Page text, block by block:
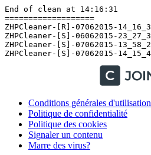
Conditions générales d'utilisation
Politique de confidentialité
Politique des cookies
Signaler un contenu
Marre des virus?